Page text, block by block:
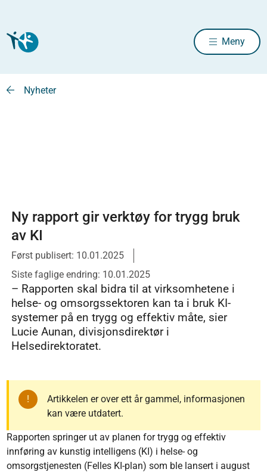
Meny
Nyheter
Ny rapport gir verktøy for trygg bruk
av KI
Først publisert: 10.01.2025
Siste faglige endring: 10.01.2025
– Rapporten skal bidra til at virksomhetene i
helse- og omsorgssektoren kan ta i bruk KI-
systemer på en trygg og effektiv måte, sier
Lucie Aunan, divisjonsdirektør i
Helsedirektoratet.
Artikkelen er over ett år gammel, informasjonen
kan være utdatert.
Rapporten springer ut av planen for trygg og effektiv
innføring av kunstig intelligens (KI) i helse- og
omsorgstjenesten (Felles KI-plan) som ble lansert i august